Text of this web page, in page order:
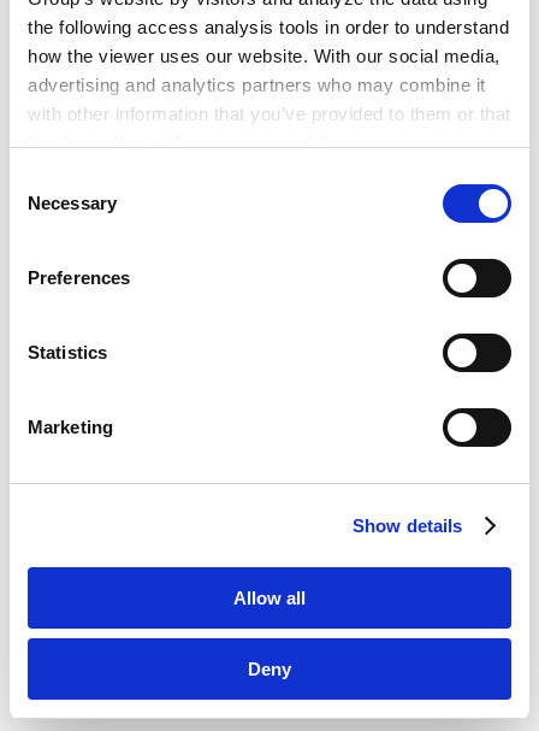
the following access analysis tools in order to understand
how the viewer uses our website. With our social media,
advertising and analytics partners who may combine it
with other information that you’ve provided to them or that
they’ve collected from your use of their services.
Google Analytics, Google Search Console
Marketo
link]
HubSpot
Selection
Necessary
Preferences
Statistics
Marketing
Show details
Allow all
Deny
联系我们 更多信息
田中 良
税务相关案件中积累了丰富的经验和专业知识。此外，他还在处理
争议解决方面具有丰富的经验。在国际交易、并购和金融交易等领
参与诉讼和其他争端解决程序。
联系我们 更多信息
Shinji Kusakabe
东京
合伙人律师